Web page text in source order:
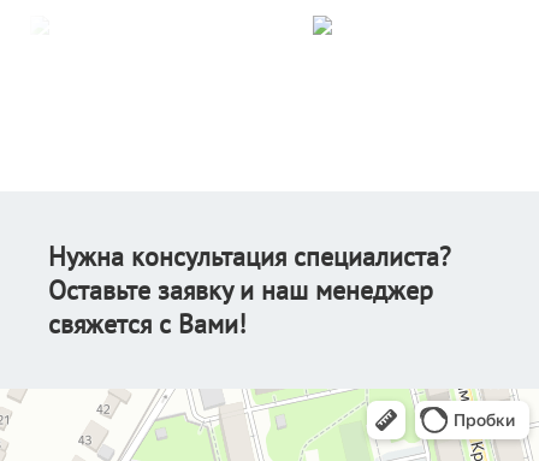
Нужна консультация специалиста?
Оставьте заявку и наш менеджер
свяжется с Вами!